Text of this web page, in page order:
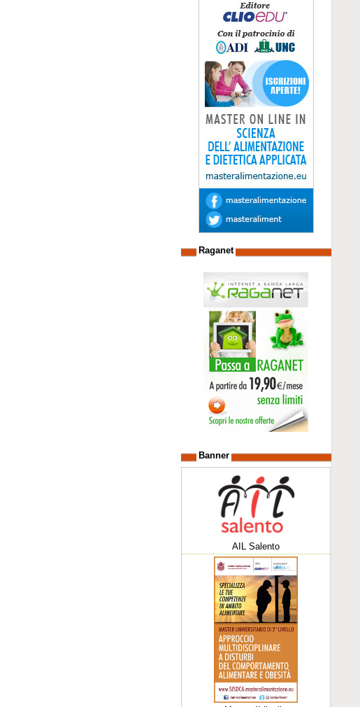
Raganet
Banner
AIL Salento